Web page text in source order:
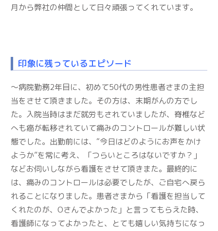
月から弊社の仲間として日々頑張ってくれています。
印象に残っているエピソード
～病院勤務2年目に、初めて50代の男性患者さまの主担
当をさせて頂きました。その方は、末期がんの方でし
た。入院当時はまだ就労もされていましたが、脊椎など
へも癌が転移されていて痛みのコントロールが難しい状
態でした。出勤前には、“今日はどのようにお声をかけ
ようか”を常に考え、「つらいところはないですか？」
などお伺いしながら看護をさせて頂きまた。最終的に
は、痛みのコントロールは必要でしたが、ご自宅へ戻ら
れることになりました。患者さまから「看護を担当して
くれたのが、Oさんでよかった」と言ってもらえた時、
看護師になってよかったと、とても嬉しい気持ちになっ